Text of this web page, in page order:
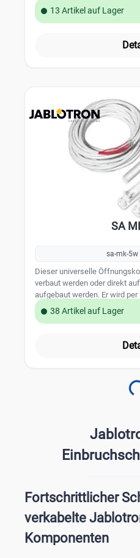
angeschlossen. Inkl. Anschlusskabel, Gehäuse und
13 Artikel auf Lager
SA
sa-mk-5w
Dieser universelle
verbaut werden oder direkt
aufgebaut werden. Er wird
angeschlossen. Inkl. 5m
und Magnet. Farbe: Weiß
38 Artikel auf Lager
Fortschrittlicher
verkabelte
Komponenten